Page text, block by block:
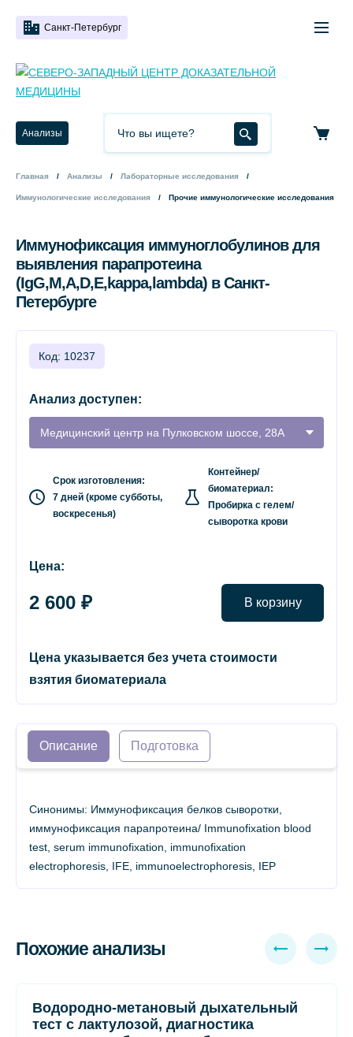
Санкт-Петербург
Анализы
Главная Анализы Лабораторные исследования
Иммунологические исследования Прочие иммунологические исследования
Иммунофиксация иммуноглобулинов для
выявления парапротеина
(IgG,M,A,D,E,kappa,lambda) в Санкт-
Петербурге
Код: 10237
Анализ доступен:
Медицинский центр на Пулковском шоссе, 28А
Срок изготовления:
7 дней (кроме субботы,
воскресенья)
Контейнер/
биоматериал:
Пробирка с гелем/
сыворотка крови
Цена:
2 600 ₽ В корзину
Цена указывается без учета стоимости
взятия биоматериала
Описание Подготовка
Синонимы: Иммунофиксация белков сыворотки,
иммунофиксация парапротеина/ Immunofixation blood
test, serum immunofixation, immunofixation
electrophoresis, IFE, immunoelectrophoresis, IEP
Похожие анализы
Водородно-метановый дыхательный
тест с лактулозой, диагностика